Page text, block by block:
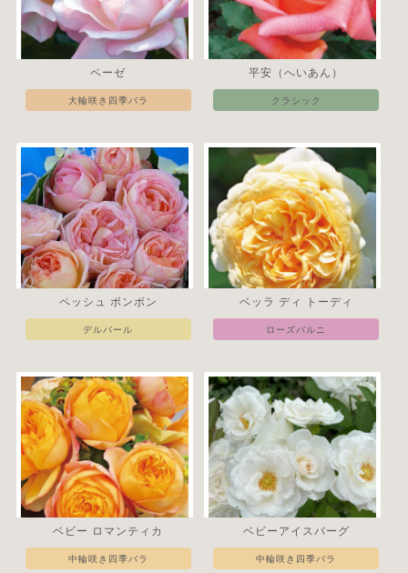
ベーゼ
大輪咲き四季バラ
平安（へいあん）
クラシック
ペッシュ ボンボン
デルバール
ベッラ ディ トーディ
ローズバルニ
ベビー ロマンティカ
中輪咲き四季バラ
ベビーアイスバーグ
中輪咲き四季バラ